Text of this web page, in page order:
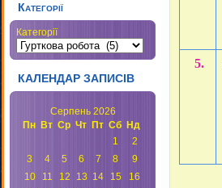
Категорії
Категорії
КАЛЕНДАР ЗАПИСІВ
Серпень 2026
Пн
Вт Ср Чт Пт Сб Нд
1
2
3
4 5 6 7 8
9
10
11 12 13 14 15
16
5.